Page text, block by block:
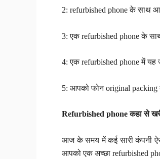
2: refurbished phone के साथ
3: एक refurbished phone के
4: एक refurbished phone में यह
5: आपको फोन original packing
Refurbished phone कहा से
आज के समय में कई सारी कंपनी
आपको एक अच्छा refurbished